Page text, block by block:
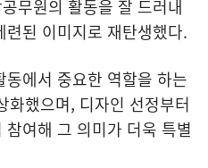
무원의 활동을 잘 드러내
된 이미지로 재탄생했다.
에서 중요한 역할을 하는
화했으며, 디자인 선정부터
여해 그 의미가 더욱 특별